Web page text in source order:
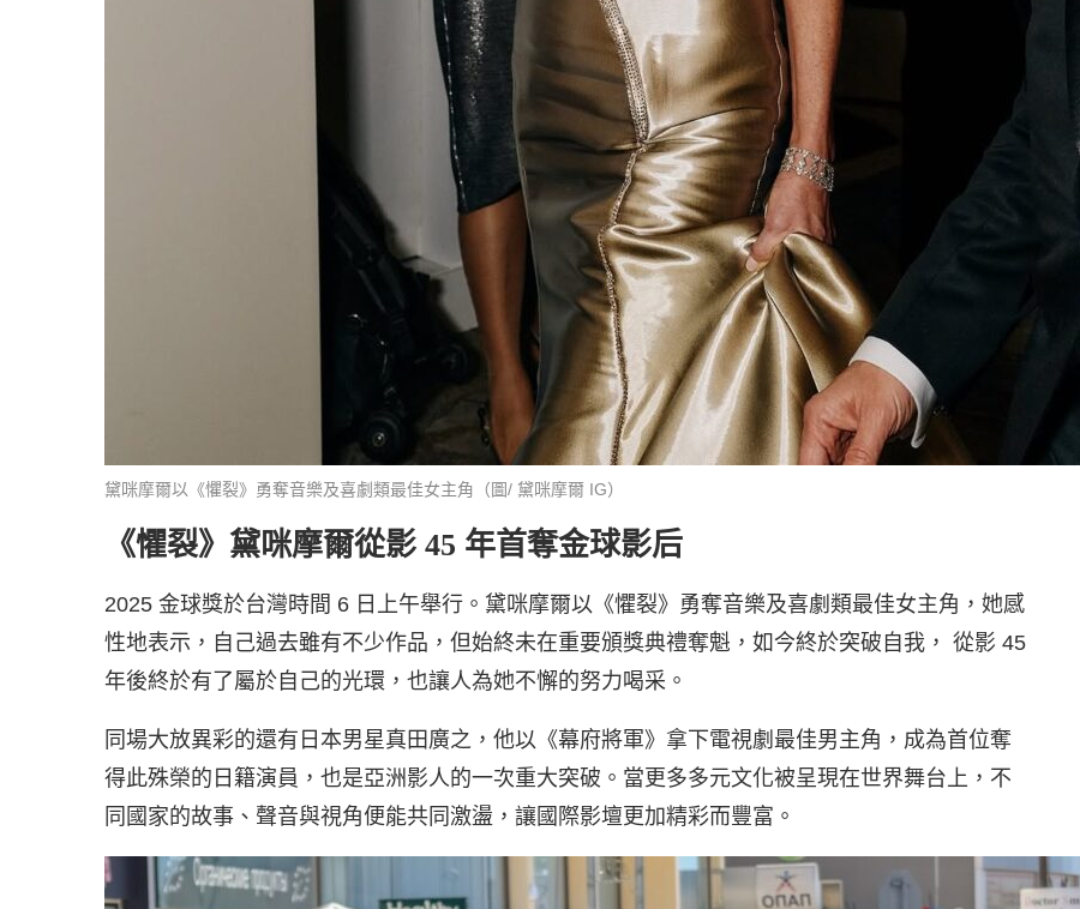
黛咪摩爾以《懼裂》勇奪音樂及喜劇類最佳女主角（圖/ 黛咪摩爾 IG）
《懼裂》黛咪摩爾從影 45 年首奪金球影后
2025 金球獎於台灣時間 6 日上午舉行。黛咪摩爾以《懼裂》勇奪音樂及喜劇類最佳女主角，她感
性地表示，自己過去雖有不少作品，但始終未在重要頒獎典禮奪魁，如今終於突破自我， 從影 45
年後終於有了屬於自己的光環，也讓人為她不懈的努力喝采。
同場大放異彩的還有日本男星真田廣之，他以《幕府將軍》拿下電視劇最佳男主角，成為首位奪
得此殊榮的日籍演員，也是亞洲影人的一次重大突破。當更多多元文化被呈現在世界舞台上，不
同國家的故事、聲音與視角便能共同激盪，讓國際影壇更加精彩而豐富。